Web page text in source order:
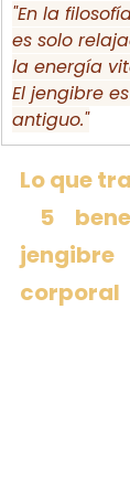
"En la
es solo
la energía
El jengibre
antiguo."
Lo que
5
corporal